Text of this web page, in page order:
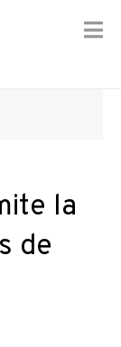
la
de